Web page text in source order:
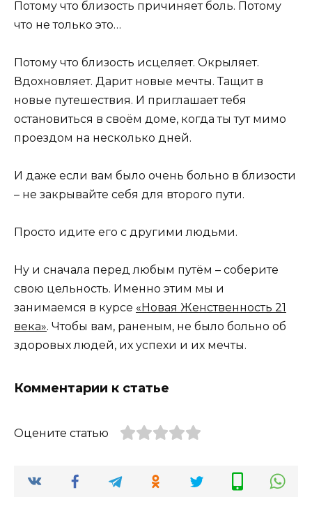
Потому что близость причиняет боль. Потому
что не только это…
Потому что близость исцеляет. Окрыляет.
Вдохновляет. Дарит новые мечты. Тащит в
новые путешествия. И приглашает тебя
остановиться в своём доме, когда ты тут мимо
проездом на несколько дней.
И даже если вам было очень больно в близости
– не закрывайте себя для второго пути.
Просто идите его с другими людьми.
Ну и сначала перед любым путём – соберите
свою цельность. Именно этим мы и
занимаемся в курсе «Новая Женственность 21
века». Чтобы вам, раненым, не было больно об
здоровых людей, их успехи и их мечты.
Комментарии к статье
Оцените статью